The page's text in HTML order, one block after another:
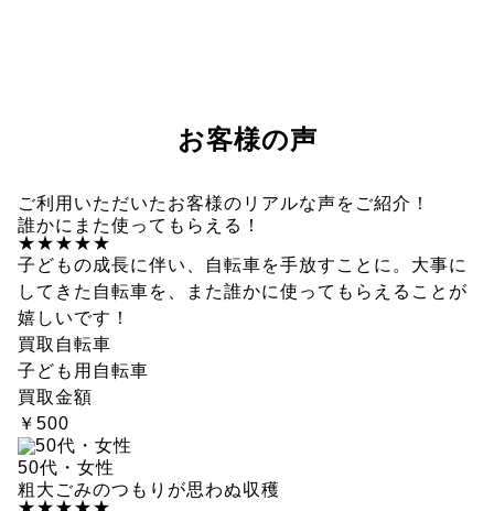
お客様の声
ご利用いただいたお客様のリアルな声をご紹介！
誰かにまた使ってもらえる！
★★★★★
子どもの成長に伴い、自転車を手放すことに。大事に
してきた自転車を、また誰かに使ってもらえることが
嬉しいです！
買取自転車
子ども用自転車
買取金額
￥500
50代・女性
粗大ごみのつもりが思わぬ収穫
★★★★★